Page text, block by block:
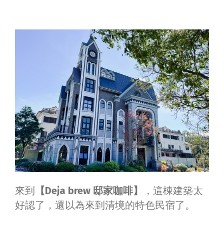
來到 【Deja brew 邸家咖啡】
，這棟建築太
好認了，還以為來到清境的特色民宿了。